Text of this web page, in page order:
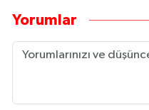
Yorumlar